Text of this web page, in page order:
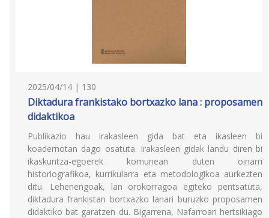
2025/04/14 | 130
Diktadura frankistako bortxazko lana : proposamen
didaktikoa
Publikazio hau irakasleen gida bat eta ikasleen bi
koadernotan dago osatuta. Irakasleen gidak landu diren bi
ikaskuntza-egoerek komunean duten oinarri
historiografikoa, kurrikularra eta metodologikoa aurkezten
ditu. Lehenengoak, lan orokorragoa egiteko pentsatuta,
diktadura frankistan bortxazko lanari buruzko proposamen
didaktiko bat garatzen du. Bigarrena, Nafarroari hertsikiago